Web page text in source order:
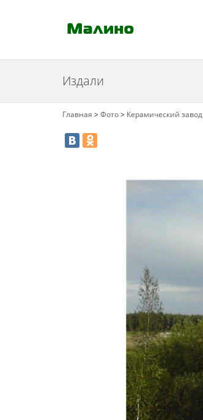
Издали
Главная >Фото> Керамический завод